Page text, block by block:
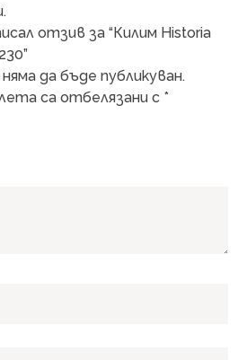
отзив за “Килим Historia
да бъде публикуван.
са отбелязани с *